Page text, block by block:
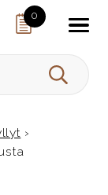
0
HAE
›